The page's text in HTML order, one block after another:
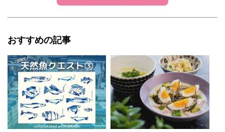
おすすめの記事